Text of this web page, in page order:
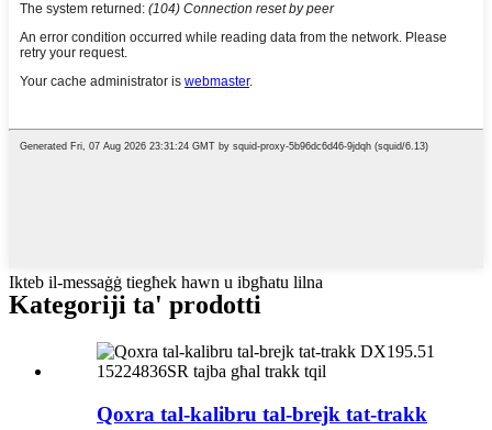
Ikteb il-messaġġ tiegħek hawn u ibgħatu lilna
Kategoriji ta' prodotti
Qoxra tal-kalibru tal-brejk tat-trakk